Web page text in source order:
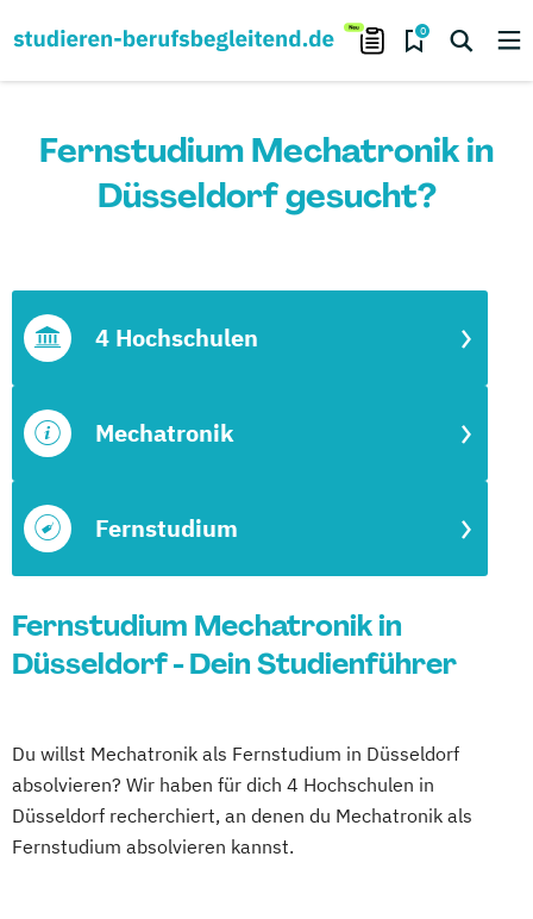
0
Fernstudium Mechatronik in
Düsseldorf gesucht?
Fernstudium
Mechatronik
4 Hochschulen
Fernstudium Mechatronik in
Düsseldorf - Dein Studienführer
Du willst Mechatronik als Fernstudium in Düsseldorf
absolvieren? Wir haben für dich 4 Hochschulen in
Düsseldorf recherchiert, an denen du Mechatronik als
Fernstudium absolvieren kannst.